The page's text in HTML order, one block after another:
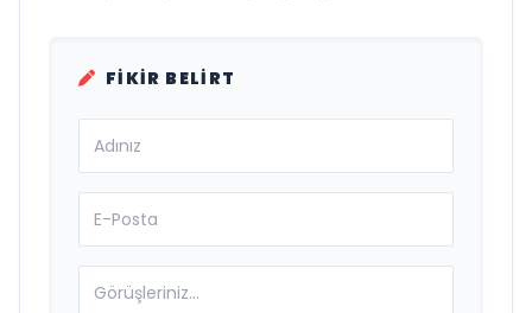
FIKIR BELIRT